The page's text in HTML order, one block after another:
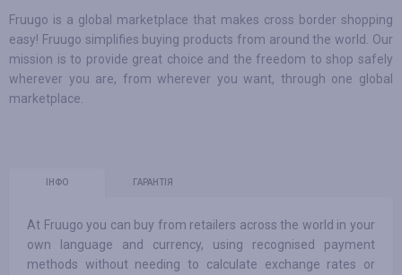
Fruugo is a global marketplace that makes cross border shopping
easy! Fruugo simplifies buying products from around the world. Our
mission is to provide great choice and the freedom to shop safely
wherever you are, from wherever you want, through one global
marketplace.
ІНФО ГАРАНТІЯ
At Fruugo you can buy from retailers across the world in your
own language and currency, using recognised payment
methods without needing to calculate exchange rates or